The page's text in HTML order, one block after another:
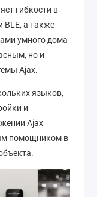
гибкости в
BLE, а также
умного дома
но и
Ajax.
языков,
и
Ajax
помощником в